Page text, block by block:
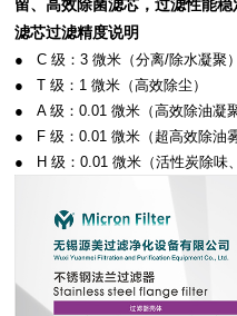
留、高效除菌滤芯，过滤性能
滤芯过滤精度说明
● C 级：3 微米（分离/除水凝聚）
●T 级：1 微米（高效除尘）
●A 级：0.01 微米（高效除油凝聚
●
F 级：0.01 微米（超高效除油雾
●
H 级：0.01 微米（活性炭除味